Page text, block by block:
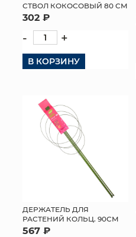
СТВОЛ КОКОСОВЫЙ 80 СМ
302 ₽
- +
В КОРЗИНУ
ДЕРЖАТЕЛЬ ДЛЯ
РАСТЕНИЙ КОЛЬЦ. 90СМ
567 ₽